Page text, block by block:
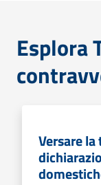
Esplora
Versare